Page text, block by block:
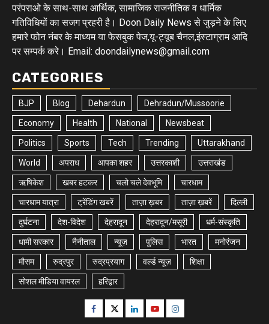
परंपराओ के साथ-साथ आर्थिक, सामाजिक राजनीतिक व धार्मिक
गतिविधियों का सजग प्रहरी है। Doon Daily News से जुड़ने के लिए
हमारे फोन नंबर के माध्यम या फेसबुक पेज,यू-ट्यूब चैनल,इंस्टाग्राम आदि
पर सम्पर्क करे। Email: doondailynews@gmail.com
CATEGORIES
BJP Blog Dehardun Dehradun/Mussoorie
Economy Health National Newsbeat
Politics Sports Tech Trending Uttarakhand
World अपराध आपका शहर उत्तरकाशी उत्तराखंड
ऋषिकेश खबर हटकर चलो चले देवभूमि चारधाम
चारधाम यात्रा ट्रेंडिंग खबरें ताज़ा ख़बर ताज़ा ख़बरें दिल्ली
दुर्घटना देश-विदेश देहरादून देहरादून/मसूरी धर्म-संस्कृति
धामी सरकार नैनीताल न्यूज़ पुलिस भारत मनोरंजन
मौसम रुद्रपुर रुद्रप्रयाग वर्ल्ड न्यूज़ शिक्षा
सोशल मीडिया वायरल हरिद्वार
Facebook
TwitterLinkedinYoutubeInstagram